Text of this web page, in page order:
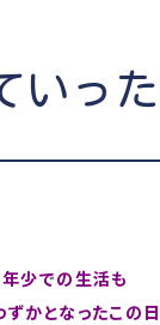
いっ
年少での生活も
ずかとなったこの日